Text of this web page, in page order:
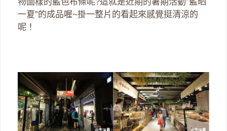
一夏”的成品喔~掛一整片的看起來感覺挺清涼的
呢！